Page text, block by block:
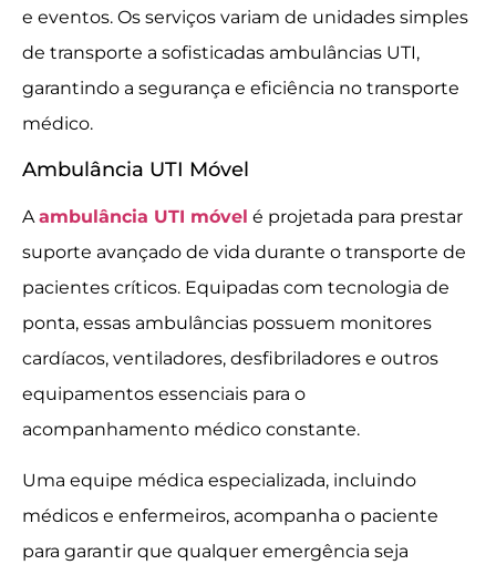
e eventos. Os serviços variam de unidades simples
de transporte a sofisticadas ambulâncias UTI,
garantindo a segurança e eficiência no transporte
médico.
Ambulância UTI Móvel
A ambulância UTI móvel é projetada para prestar
suporte avançado de vida durante o transporte de
pacientes críticos. Equipadas com tecnologia de
ponta, essas ambulâncias possuem monitores
cardíacos, ventiladores, desfibriladores e outros
equipamentos essenciais para o
acompanhamento médico constante.
Uma equipe médica especializada, incluindo
médicos e enfermeiros, acompanha o paciente
para garantir que qualquer emergência seja